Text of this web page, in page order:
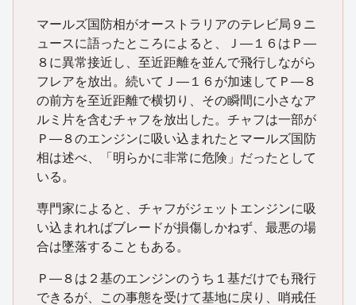
マールズ国防相がオーストラリアのテレビ局９ニ
ュースに語ったところによると、Ｊ―１６はＰ―
８に異常接近し、至近距離を並んで飛行しながら
フレアを放出。続いてＪ―１６が加速してＰ―８
の前方を至近距離で横切り、その瞬間に小さなア
ルミ片を含むチャフを放出した。チャフは一部が
Ｐ―８のエンジンに吸い込まれたとマールズ国防
相は述べ、「明らかに非常に危険」だったとして
いる。
専門家によると、チャフがジェットエンジンに吸
い込まれればブレードが損傷しかねず、最悪の場
合は墜落することもある。
Ｐ―８は２基のエンジンのうち１基だけでも飛行
できるが、この事態を受けて基地に戻り、哨戒任